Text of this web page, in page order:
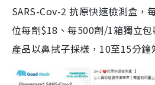
SARS-Cov-2 抗原快速檢測盒，
位每劑$18、每500劑/1箱獨立包
產品以鼻拭子採樣，10至15分鐘